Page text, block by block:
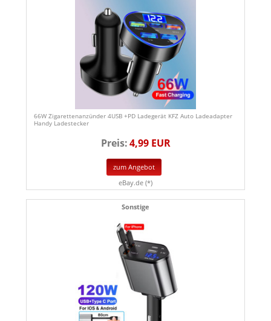
66W Zigarettenanzünder 4USB +PD Ladegerät KFZ Auto Ladeadapter
Handy Ladestecker
Preis:4,99 EUR
zum Angebot
eBay.de (*)
Sonstige